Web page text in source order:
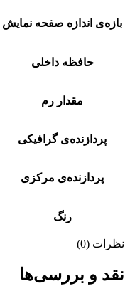
بازه‌ی اندازه صفحه نمایش
حافظه داخلی
مقدار رم
پردازنده‌ی گرافیکی
پردازنده‌ی مرکزی
رنگ
نظرات (0)
نقد و بررسی‌ها